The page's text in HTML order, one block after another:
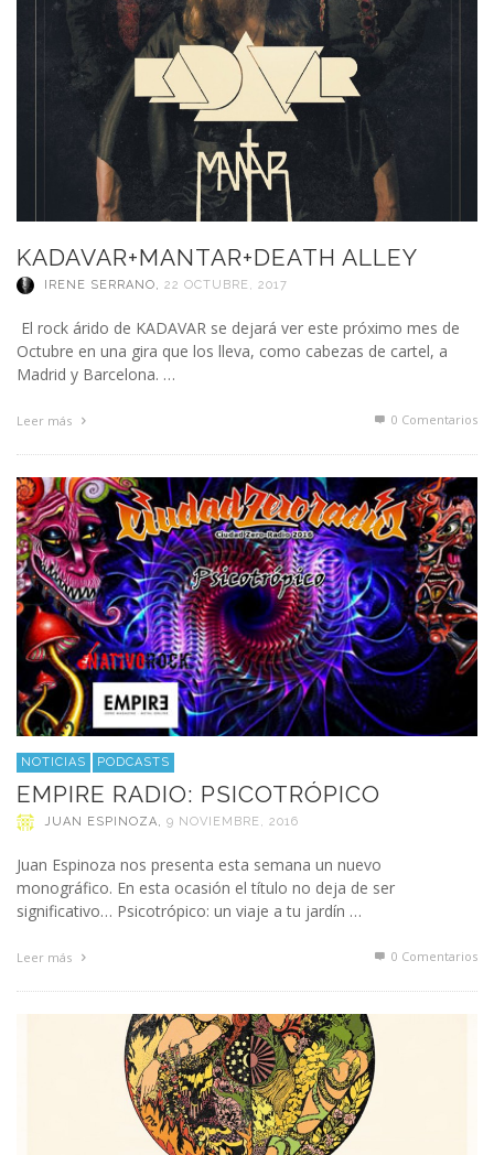
KADAVAR+MANTAR+DEATH ALLEY
IRENE SERRANO, 22 OCTUBRE, 2017
El rock árido de KADAVAR se dejará ver este próximo mes de
Octubre en una gira que los lleva, como cabezas de cartel, a
Madrid y Barcelona. …
Leer más 0 Comentarios
NOTICIAS PODCASTS
EMPIRE RADIO: PSICOTRÓPICO
JUAN ESPINOZA, 9 NOVIEMBRE, 2016
Juan Espinoza nos presenta esta semana un nuevo
monográfico. En esta ocasión el título no deja de ser
significativo… Psicotrópico: un viaje a tu jardín …
Leer más 0 Comentarios